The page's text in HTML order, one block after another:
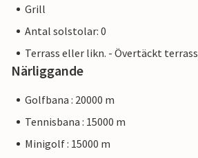
Grill
Antal solstolar: 0
Terrass eller likn. - Övertäckt terrass
Närliggande
Golfbana : 20000 m
Tennisbana : 15000 m
Minigolf : 15000 m